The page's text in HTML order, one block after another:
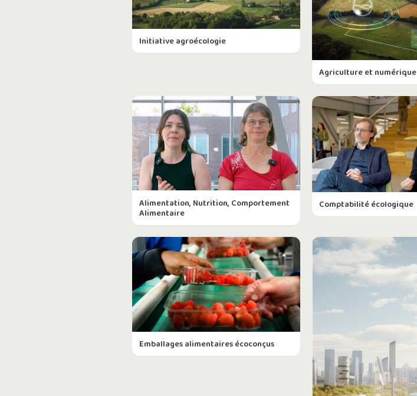
Initiative agroécologie
Agriculture et numérique
Alimentation, Nutrition, Comportement
Alimentaire
Comptabilité écologique
Emballages alimentaires écoconçus